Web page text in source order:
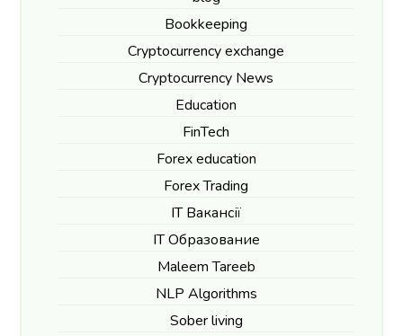
Bookkeeping
Cryptocurrency exchange
Cryptocurrency News
Education
FinTech
Forex education
Forex Trading
IT Вакансії
IT Образование
Maleem Tareeb
NLP Algorithms
Sober living